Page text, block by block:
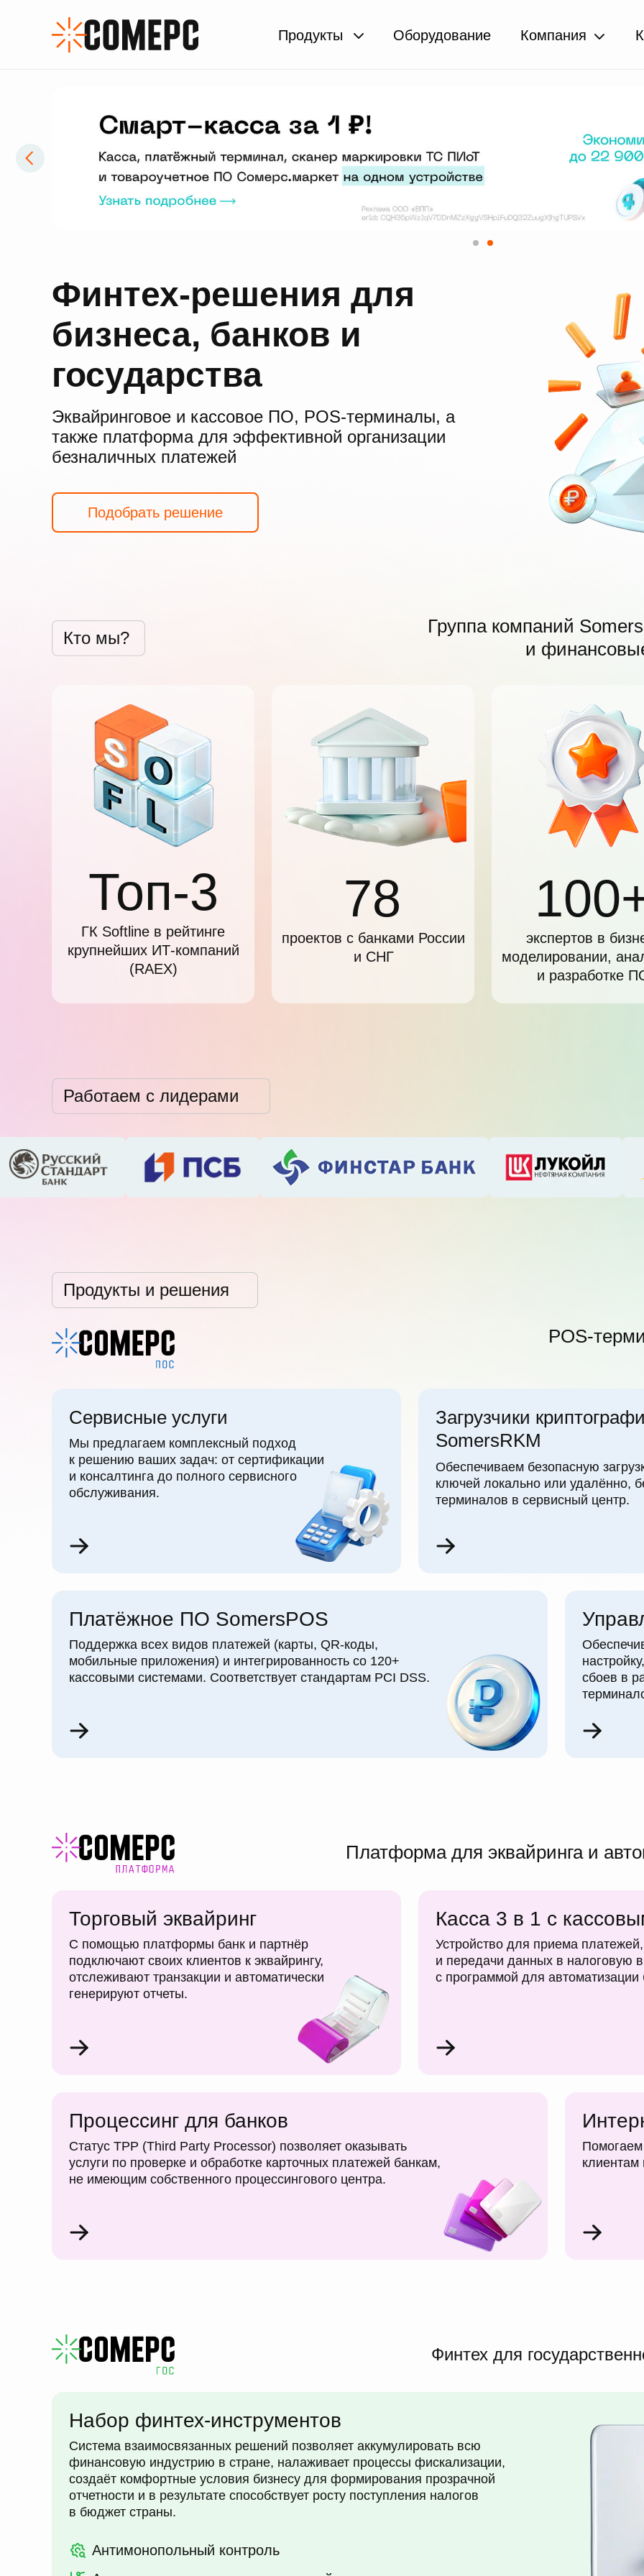
Оборудование Компания
Продукты
Финтех-решения для
бизнеса, банков и
государства
Эквайринговое и кассовое ПО, POS-терминалы, а
также платформа для эффективной организации
безналичных платежей
Подобрать решение
Кто мы?
Группа компаний
и
78
проектов с банками России
и СНГ
Топ-3
ГК Softline в рейтинге
крупнейших ИТ-компаний
(RAEX)
экспертов в
моделировании,
и разработке
Работаем с лидерами
Продукты и решения
сбоев в
Платёжное ПО SomersPOS
Поддержка всех видов платежей (карты, QR-коды,
мобильные приложения) и интегрированность со 120+
кассовыми системами. Соответствует стандартам PCI DSS.
Загрузчики
SomersRKM
Обеспечиваем безопасную
ключей локально или удалённо,
терминалов в сервисный центр.
POS-
Сервисные услуги
Мы предлагаем комплексный подход
к решению ваших задач: от сертификации
и консалтинга до полного сервисного
обслуживания.
Процессинг для банков
Статус TPP (Third Party Processor) позволяет оказывать
услуги по проверке и обработке карточных платежей банкам,
не имеющим собственного процессингового центра.
Касса 3 в 1 с
Устройство для приема
и передачи данных в налоговую
с программой для автоматизации
Помогаем
Торговый эквайринг
С помощью платформы банк и партнёр
подключают своих клиентов к эквайрингу,
отслеживают транзакции и автоматически
генерируют отчеты.
Платформа для эквайринга и
Финтех для
Набор финтех-инструментов
Система взаимосвязанных решений позволяет аккумулировать всю
финансовую индустрию в стране, налаживает процессы фискализации,
создаёт комфортные условия бизнесу для формирования прозрачной
отчетности и в результате способствует росту поступления налогов
в бюджет страны.
Антимонопольный контроль